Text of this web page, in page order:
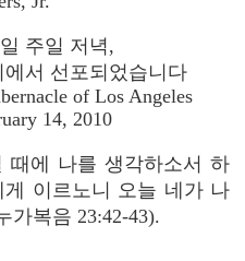
주일 저녁,
서 선포되었습니다
of Los Angeles
14, 2010
때에 나를 생각하소서 하
이르노니 오늘 네가 나
가복음 23:42-43).